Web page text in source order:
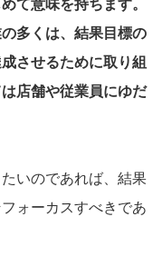
多くは、結果目標の
させるために取り組
店舗や従業員にゆだ
いのであれば、結果
ォーカスすべきであ